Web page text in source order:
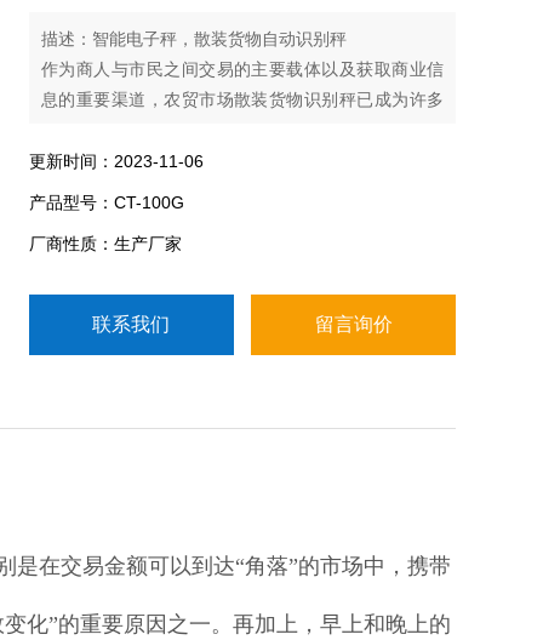
描述：智能电子秤，散装货物自动识别秤
作为商人与市民之间交易的主要载体以及获取商业信
息的重要渠道，农贸市场散装货物识别秤已成为许多
目标，得到广泛的应用，随着智能蔬菜市场的持续发
展和智能农户市场转型趋势的发展，面向普通百姓
更新时间：2023-11-06
产品型号：CT-100G
厂商性质：生产厂家
联系我们 留言询价
是在交易金额可以到达“角落”的市场中，携带
化”的重要原因之一。再加上，早上和晚上的